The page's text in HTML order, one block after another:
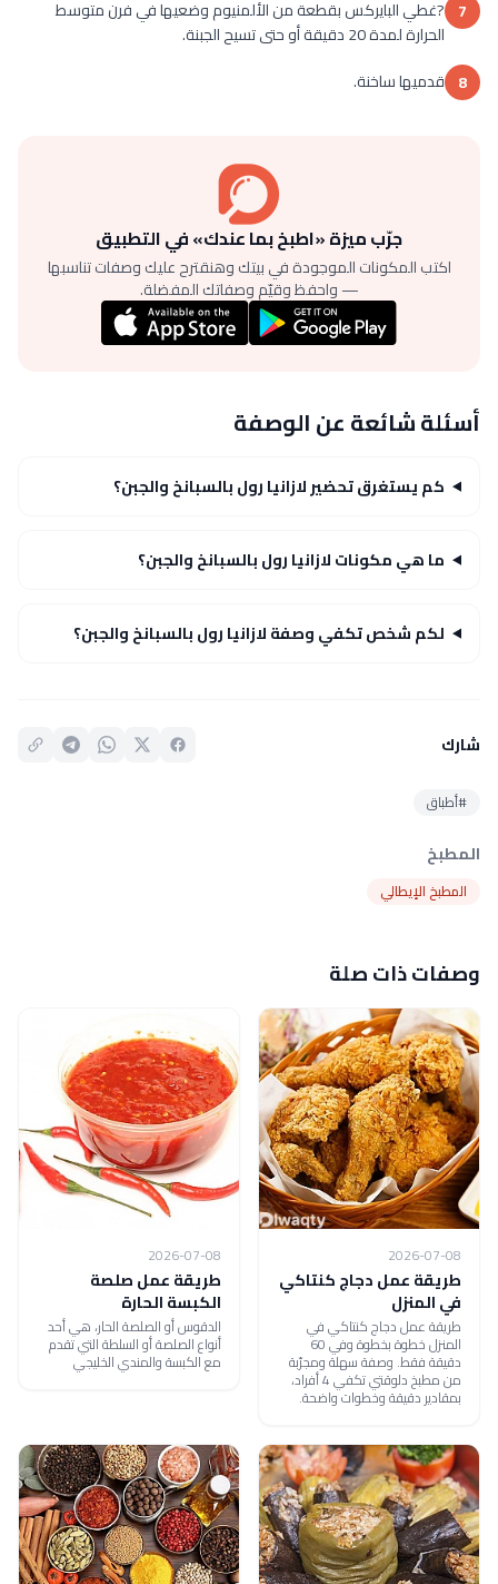
7 ?غطي البايركس بقطعة من الألمنيوم وضعيها في فرن متوسط
الحرارة لمدة 20 دقيقة أو حتى تسيح الجبنة.
8 قدميها ساخنة.
جرّب ميزة «اطبخ بما عندك» في التطبيق
اكتب المكونات الموجودة في بيتك وهنقترح عليك وصفات تناسبها
— واحفظ وقيّم وصفاتك المفضلة.
أسئلة شائعة عن الوصفة
كم يستغرق تحضير لازانيا رول بالسبانخ والجبن؟
ما هي مكونات لازانيا رول بالسبانخ والجبن؟
لكم شخص تكفي وصفة لازانيا رول بالسبانخ والجبن؟
شارك
#أطباق
المطبخ
المطبخ الإيطالي
وصفات ذات صلة
2026-07-08
طريقة عمل دجاج كنتاكي
في المنزل
طريقة عمل دجاج كنتاكي في
المنزل خطوة بخطوة وفي 60
دقيقة فقط. وصفة سهلة ومجرّبة
من مطبخ دلوقتي تكفي 4 أفراد،
بمقادير دقيقة وخطوات واضحة.
2026-07-08
طريقة عمل صلصة
الكبسة الحارة
الدقوس أو الصلصة الحار، هي أحد
أنواع الصلصة أو السلطة التي تقدم
مع الكبسة والمندي الخليجي